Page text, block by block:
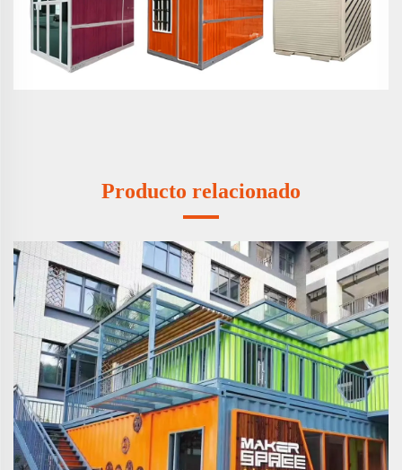
Producto relacionado